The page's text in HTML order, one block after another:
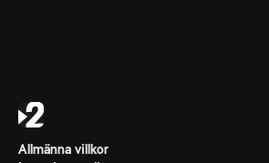
Allmänna villkor